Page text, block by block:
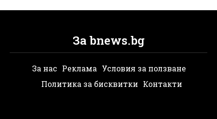
За bnews.bg
За нас Реклама Условия за ползване
Политика за бисквитки Контакти